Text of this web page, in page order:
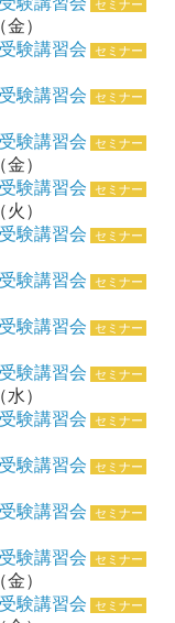
セミナー
）
験講習会 セミナー
験講習会 セミナー
験講習会 セミナー
）
験講習会 セミナー
）
験講習会 セミナー
験講習会 セミナー
験講習会 セミナー
験講習会 セミナー
）
験講習会 セミナー
験講習会 セミナー
験講習会 セミナー
験講習会 セミナー
）
験講習会 セミナー